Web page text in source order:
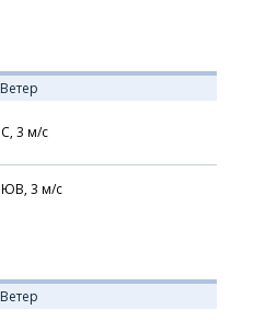
Ветер
С, 3 м/с
ЮВ, 3 м/с
Ветер